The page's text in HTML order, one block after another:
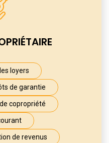
loyers
de garantie
copropriété
de revenus